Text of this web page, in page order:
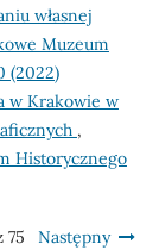
własnej
Muzeum
(2022)
w Krakowie w
,
Historycznego
75 Następny